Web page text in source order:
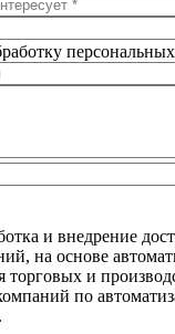
и внедрение
на основе
торговых и
по